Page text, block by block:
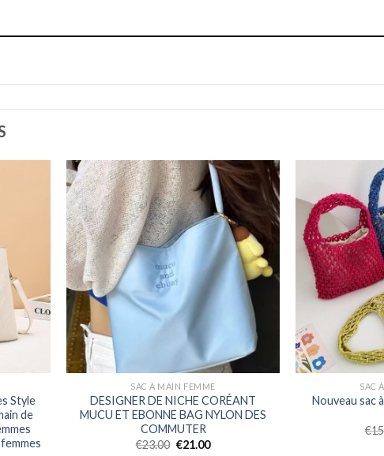
Style
de
SAC À MAIN FEMME
DESIGNER DE NICHE CORÉANT
MUCU ET EBONNE BAG NYLON DES
COMMUTER
€23.00 €21.00
SAC
Nouveau sac
€